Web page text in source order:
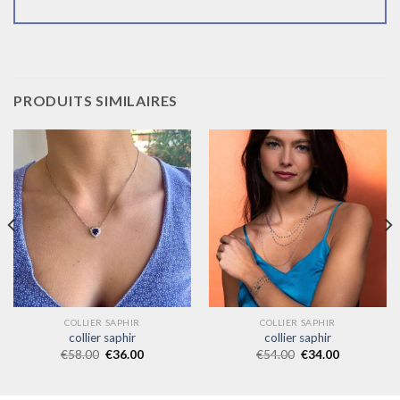
PRODUITS SIMILAIRES
COLLIER SAPHIR
collier saphir
€58.00 €36.00
COLLIER SAPHIR
collier saphir
€54.00 €34.00